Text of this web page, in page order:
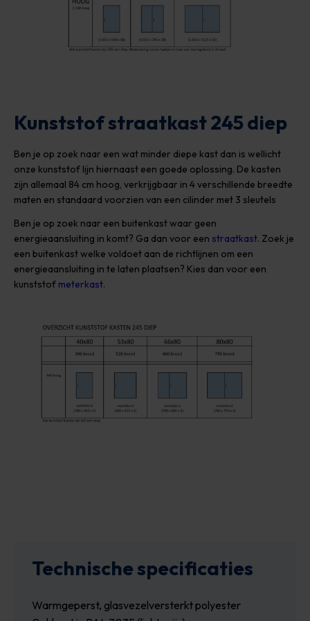
Kunststof straatkast 245 diep
Ben je op zoek naar een wat minder diepe kast dan is wellicht
onze kunststof lijn hiernaast een goede oplossing. De kasten
zijn allemaal 84 cm hoog, verkrijgbaar in 4 verschillende breedte
maten en standaard voorzien van een cilinder met 3 sleutels
Ben je op zoek naar een buitenkast waar geen
energieaansluiting in komt? Ga dan voor een straatkast. Zoek je
een buitenkast welke voldoet aan de richtlijnen om een
energieaansluiting in te laten plaatsen? Kies dan voor een
kunststof meterkast.
Technische specificaties
Warmgeperst, glasvezelversterkt polyester